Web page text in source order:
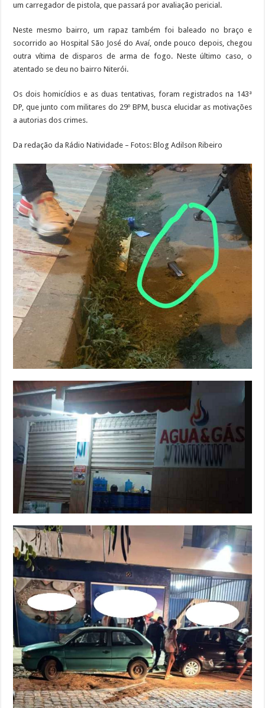
um carregador de pistola, que passará por avaliação pericial.
Neste mesmo bairro, um rapaz também foi baleado no braço e
socorrido ao Hospital São José do Avaí, onde pouco depois, chegou
outra vítima de disparos de arma de fogo. Neste último caso, o
atentado se deu no bairro Niterói.
Os dois homicídios e as duas tentativas, foram registrados na 143ª
DP, que junto com militares do 29º BPM, busca elucidar as motivações
a autorias dos crimes.
Da redação da Rádio Natividade – Fotos: Blog Adilson Ribeiro